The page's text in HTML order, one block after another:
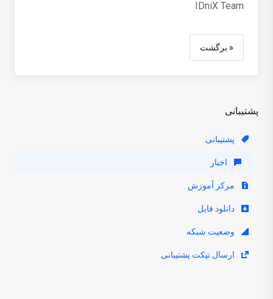
پشتیبانی
پشتیبانی
اخبار
مرکز آموزش
دانلود فایل
وضعیت شبکه
ارسال تیکت پشتیبانی
IDniX Team
« برگشت